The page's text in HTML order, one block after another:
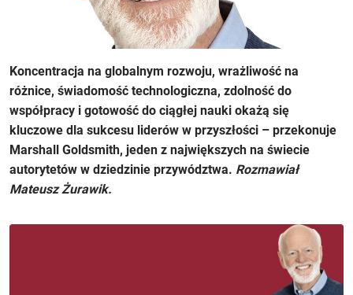
Koncentracja na globalnym rozwoju, wrażliwość na
różnice, świadomość technologiczna, zdolność do
współpracy i gotowość do ciągłej nauki okażą się
kluczowe dla sukcesu liderów w przyszłości – przekonuje
Marshall Goldsmith, jeden z największych na świecie
autorytetów w dziedzinie przywództwa. Rozmawiał
Mateusz Żurawik.